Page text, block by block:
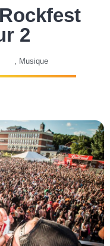
2
, Musique